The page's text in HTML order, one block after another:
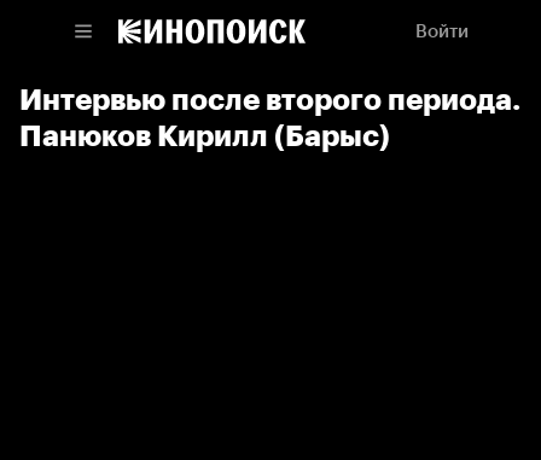
Войти
Интервью после второго периода.
Панюков Кирилл (Барыс)